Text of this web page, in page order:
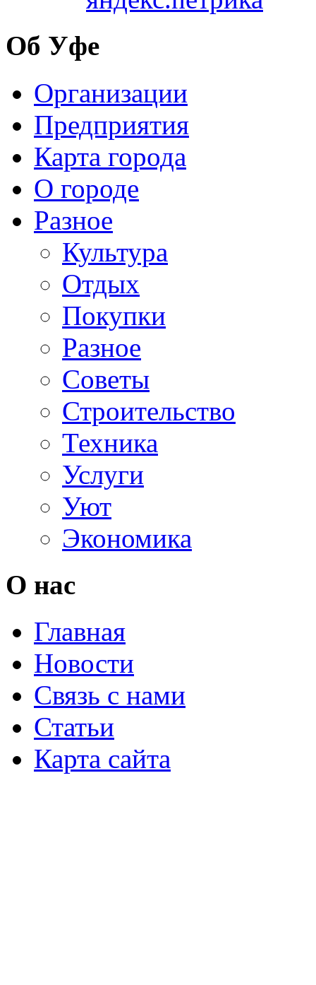
Об Уфе
Организации
Предприятия
Карта города
О городе
Разное
Культура
Отдых
Покупки
Разное
Советы
Строительство
Техника
Услуги
Уют
Экономика
О нас
Главная
Новости
Связь с нами
Статьи
Карта сайта